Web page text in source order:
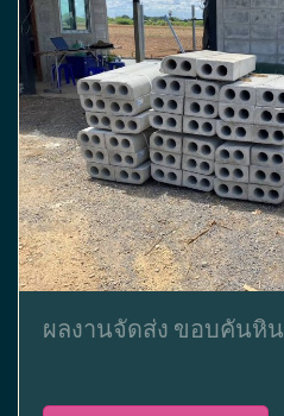
ผลงานจัดส่ง ขอบคันหิน